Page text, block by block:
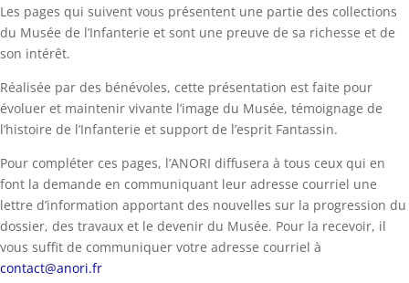
Les pages qui suivent vous présentent une partie des collections
du Musée de l’Infanterie et sont une preuve de sa richesse et de
son intérêt.
Réalisée par des bénévoles, cette présentation est faite pour
évoluer et maintenir vivante l’image du Musée, témoignage de
l’histoire de l’Infanterie et support de l’esprit Fantassin.
Pour compléter ces pages, l’ANORI diffusera à tous ceux qui en
font la demande en communiquant leur adresse courriel une
lettre d’information apportant des nouvelles sur la progression du
dossier, des travaux et le devenir du Musée. Pour la recevoir, il
vous suffit de communiquer votre adresse courriel à
contact@anori.fr